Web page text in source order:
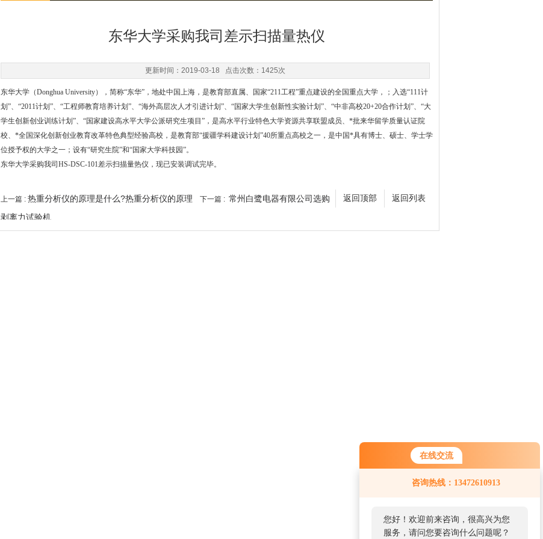
在线交流
咨询热线：13472610913
您好！欢迎前来咨询，很高兴为您
服务，请问您要咨询什么问题呢？
东华大学采购我司差示扫描量热仪
更新时间：2019-03-18 点击次数：1425次
东华大学（Donghua University），简称“东华”，地处中国上海，是教育部直属、国家“211工程”重点建设的全国重点大学，；入选“111计
划”、“2011计划”、“工程师教育培养计划”、“海外高层次人才引进计划”、“国家大学生创新性实验计划”、“中非高校20+20合作计划”、“大
学生创新创业训练计划”、“国家建设高水平大学公派研究生项目”，是高水平行业特色大学资源共享联盟成员、*批来华留学质量认证院
校、*全国深化创新创业教育改革特色典型经验高校，是教育部“援疆学科建设计划”40所重点高校之一，是中国*具有博士、硕士、学士学
位授予权的大学之一；设有“研究生院”和“国家大学科技园”。
东华大学采购我司HS-DSC-101差示扫描量热仪，现已安装调试完毕。
返回列表
返回顶部
上一篇 : 热重分析仪的原理是什么?热重分析仪的原理 下一篇 : 常州白鹭电器有限公司选购
剥离力试验机